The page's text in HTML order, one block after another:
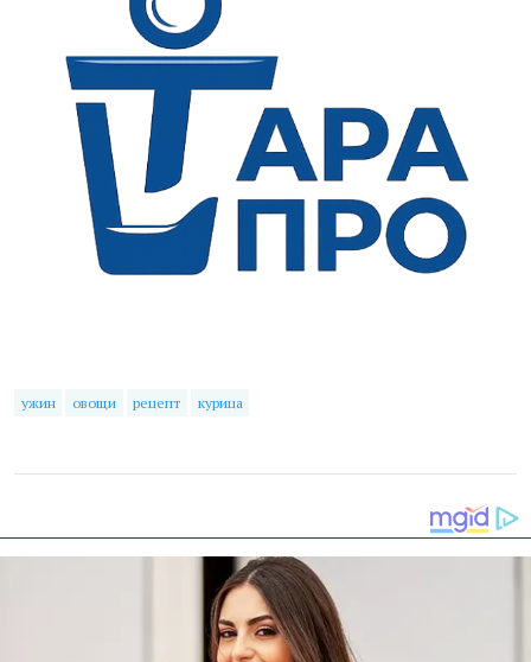
ужин овощи рецепт курица